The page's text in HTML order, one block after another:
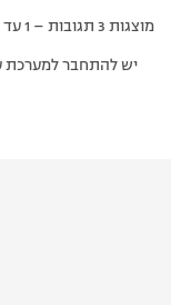
מוצגות 3 תגובות – 1 עד 3 (מתוך 3 סה״כ)
יש להתחבר למערכת